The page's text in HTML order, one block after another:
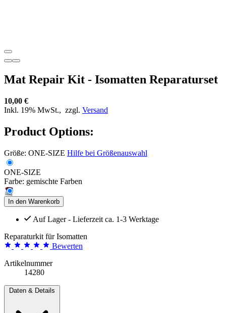
Mat Repair Kit - Isomatten Reparaturset
10,00 €
Inkl. 19% MwSt., zzgl. Versand
Product Options:
Größe: ONE-SIZE Hilfe bei Größenauswahl
ONE-SIZE
Farbe: gemischte Farben
In den Warenkorb
Auf Lager - Lieferzeit ca. 1-3 Werktage
Reparaturkit für Isomatten
Bewerten
Artikelnummer
14280
Daten & Details